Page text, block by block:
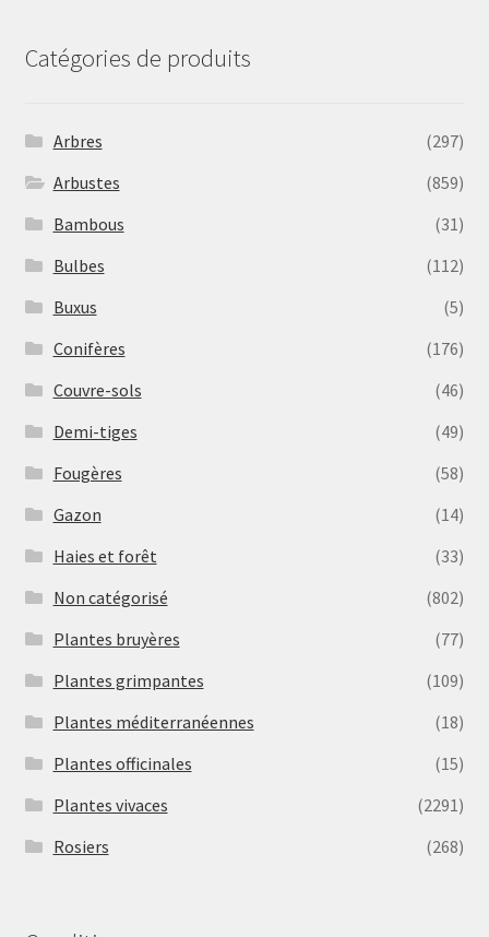
Catégories de produits
Arbres
(297)
Arbustes
(859)
Bambous
(31)
Bulbes
(112)
Buxus
(5)
Conifères
(176)
Couvre-sols
(46)
Demi-tiges
(49)
Fougères
(58)
Gazon
(14)
Haies et forêt
(33)
Non catégorisé
(802)
Plantes bruyères
(77)
Plantes grimpantes
(109)
Plantes méditerranéennes
(18)
Plantes officinales
(15)
Plantes vivaces
(2291)
Rosiers
(268)